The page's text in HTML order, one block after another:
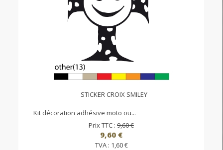
STICKER CROIX SMILEY
Kit décoration adhésive moto ou...
Prix TTC : 9,60 €
9,60 €
TVA : 1,60 €